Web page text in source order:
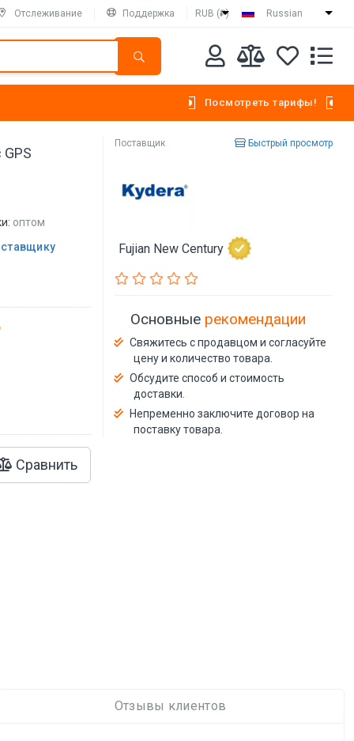
Отслеживание Поддержка RUB (₽) Russian
Посмотреть тарифы!
оптом
Сравнить
Поставщик Быстрый просмотр
Fujian New Century
Основные рекомендации
Свяжитесь с продавцом и согласуйте
цену и количество товара.
Обсудите способ и стоимость
доставки.
Непременно заключите договор на
поставку товара.
Отзывы клиентов